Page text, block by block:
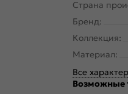
Страна
Бренд:
Коллекция:
Материал:
Все
Возможные